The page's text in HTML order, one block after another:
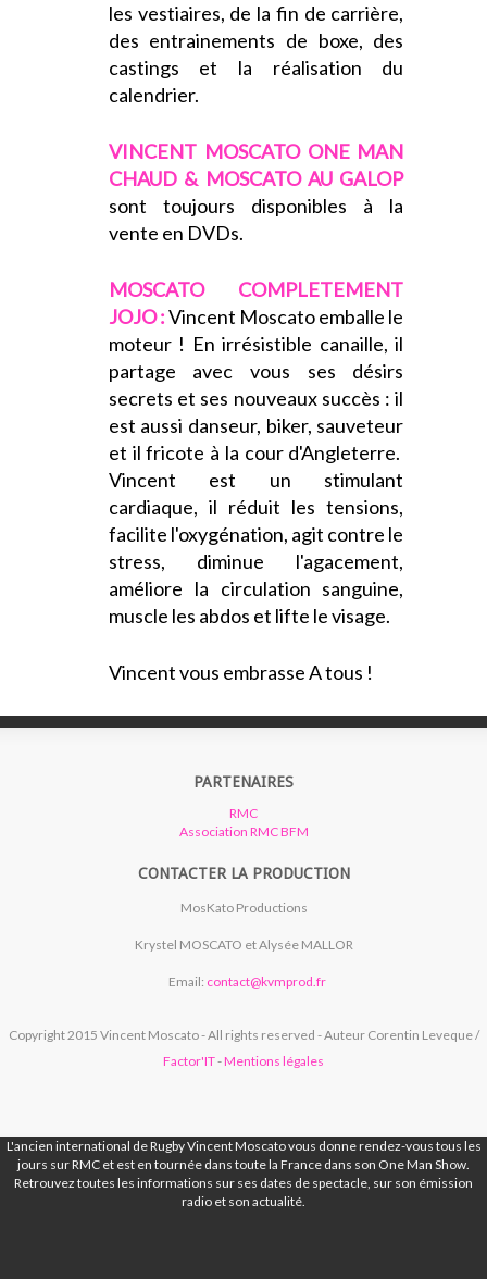
les vestiaires, de la fin de carrière,
des entrainements de boxe, des
castings et la réalisation du
calendrier.
VINCENT MOSCATO ONE MAN
CHAUD & MOSCATO AU GALOP
sont toujours disponibles à la
vente en DVDs.
MOSCATO COMPLETEMENT
JOJO :Vincent Moscato emballe le
moteur ! En irrésistible canaille, il
partage avec vous ses désirs
secrets et ses nouveaux succès : il
est aussi danseur, biker, sauveteur
et il fricote à la cour d'Angleterre.
Vincent est un stimulant
cardiaque, il réduit les tensions,
facilite l'oxygénation, agit contre le
stress, diminue l'agacement,
améliore la circulation sanguine,
muscle les abdos et lifte le visage.
Vincent vous embrasse A tous !
PARTENAIRES
RMC
Association RMC BFM
CONTACTER LA PRODUCTION
MosKato Productions
Krystel MOSCATO et Alysée MALLOR
Email: contact@kvmprod.fr
Copyright 2015 Vincent Moscato - All rights reserved - Auteur Corentin Leveque /
Factor'IT-Mentions légales
L'ancien international de Rugby Vincent Moscato vous donne rendez-vous tous les
jours sur RMC et est en tournée dans toute la France dans son One Man Show.
Retrouvez toutes les informations sur ses dates de spectacle, sur son émission
radio et son actualité.